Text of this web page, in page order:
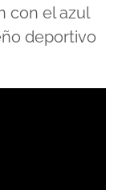
con el azul
deportivo